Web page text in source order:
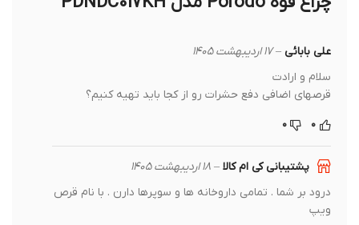
علی بابائی– ۱۷ اردیبهشت ۱۴۰۵
سلام و ارادت
قرصهای اضافی دفع حشرات رو از کجا باید تهیه کنیم؟
پشتیبانی کی ام کالا– ۱۸ اردیبهشت ۱۴۰۵
درود بر شما . تمامی داروخانه ها و سوپرها دارن . با نام قرص